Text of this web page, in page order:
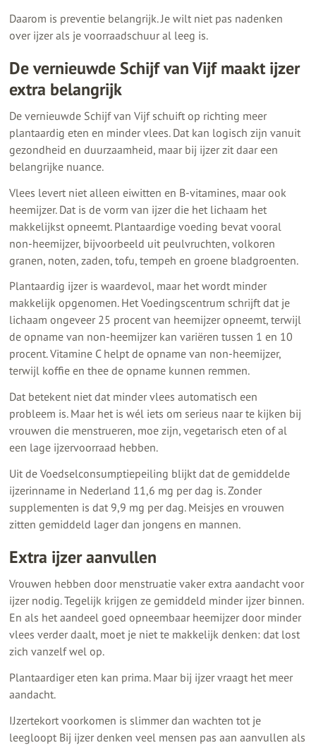
Daarom is preventie belangrijk. Je wilt niet pas nadenken
over ijzer als je voorraadschuur al leeg is.
De vernieuwde Schijf van Vijf maakt ijzer
extra belangrijk
De vernieuwde Schijf van Vijf schuift op richting meer
plantaardig eten en minder vlees. Dat kan logisch zijn vanuit
gezondheid en duurzaamheid, maar bij ijzer zit daar een
belangrijke nuance.
Vlees levert niet alleen eiwitten en B-vitamines, maar ook
heemijzer. Dat is de vorm van ijzer die het lichaam het
makkelijkst opneemt. Plantaardige voeding bevat vooral
non-heemijzer, bijvoorbeeld uit peulvruchten, volkoren
granen, noten, zaden, tofu, tempeh en groene bladgroenten.
Plantaardig ijzer is waardevol, maar het wordt minder
makkelijk opgenomen. Het Voedingscentrum schrijft dat je
lichaam ongeveer 25 procent van heemijzer opneemt, terwijl
de opname van non-heemijzer kan variëren tussen 1 en 10
procent. Vitamine C helpt de opname van non-heemijzer,
terwijl koffie en thee de opname kunnen remmen.
Dat betekent niet dat minder vlees automatisch een
probleem is. Maar het is wél iets om serieus naar te kijken bij
vrouwen die menstrueren, moe zijn, vegetarisch eten of al
een lage ijzervoorraad hebben.
Uit de Voedselconsumptiepeiling blijkt dat de gemiddelde
ijzerinname in Nederland 11,6 mg per dag is. Zonder
supplementen is dat 9,9 mg per dag. Meisjes en vrouwen
zitten gemiddeld lager dan jongens en mannen.
Extra ijzer aanvullen
Vrouwen hebben door menstruatie vaker extra aandacht voor
ijzer nodig. Tegelijk krijgen ze gemiddeld minder ijzer binnen.
En als het aandeel goed opneembaar heemijzer door minder
vlees verder daalt, moet je niet te makkelijk denken: dat lost
zich vanzelf wel op.
Plantaardiger eten kan prima. Maar bij ijzer vraagt het meer
aandacht.
IJzertekort voorkomen is slimmer dan wachten tot je
leegloopt Bij ijzer denken veel mensen pas aan aanvullen als